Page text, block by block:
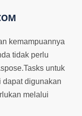
kemampuannya
tidak perlu
untuk
dapat digunakan
melalui